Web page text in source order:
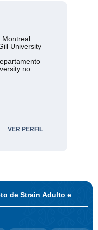
Montreal
University
no
VER PERFIL
de Strain Adulto e